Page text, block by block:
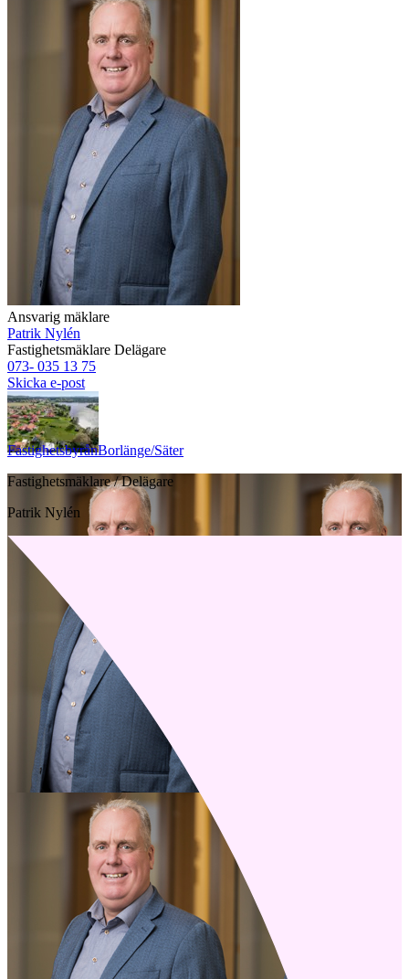
Ansvarig mäklare
Patrik Nylén
Fastighetsmäklare Delägare
073- 035 13 75
Skicka e-post
FastighetsbyrånBorlänge/Säter
Fastighetsmäklare / Delägare
Patrik Nylén